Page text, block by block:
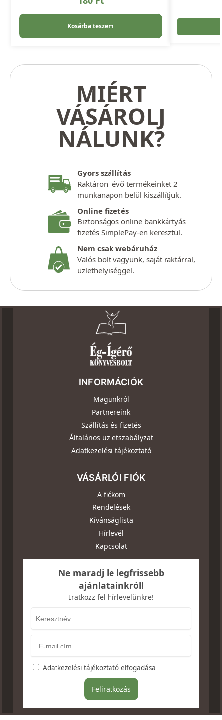
Kosárba teszem
MIÉRT
VÁSÁROLJ
NÁLUNK?
Gyors szállítás
Raktáron lévő termékeinket 2
munkanapon belül kiszállítjuk.
Online fizetés
Biztonságos online bankkártyás
fizetés SimplePay-en keresztül.
Nem csak webáruház
Valós bolt vagyunk, saját raktárral,
üzlethelyiséggel.
INFORMÁCIÓK
Magunkról
Partnereink
Szállítás és fizetés
Általános üzletszabályzat
Adatkezelési tájékoztató
VÁSÁRLÓI FIÓK
A fiókom
Rendelések
Kívánságlista
Hírlevél
Kapcsolat
Ne maradj le legfrissebb
ajánlatainkról!
Iratkozz fel hírlevelünkre!
Adatkezelési tájékoztató elfogadása